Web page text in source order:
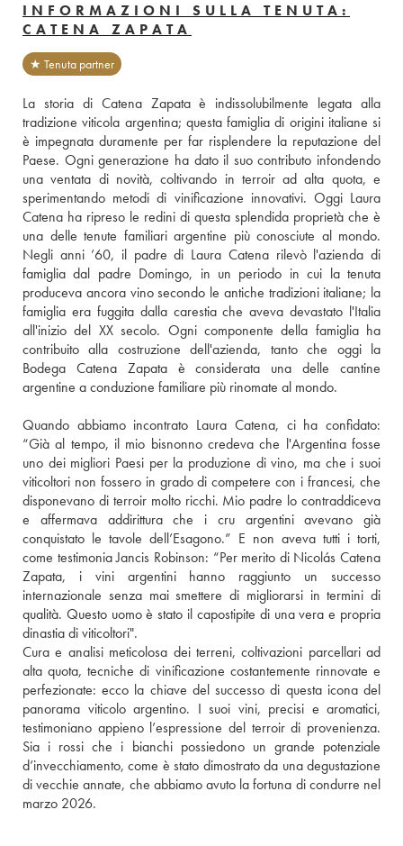
INFORMAZIONI SULLA TENUTA:
CATENA ZAPATA
★ Tenuta partner
La storia di Catena Zapata è indissolubilmente legata alla
tradizione viticola argentina; questa famiglia di origini italiane si
è impegnata duramente per far risplendere la reputazione del
Paese. Ogni generazione ha dato il suo contributo infondendo
una ventata di novità, coltivando in terroir ad alta quota, e
sperimentando metodi di vinificazione innovativi. Oggi Laura
Catena ha ripreso le redini di questa splendida proprietà che è
una delle tenute familiari argentine più conosciute al mondo.
Negli anni ’60, il padre di Laura Catena rilevò l'azienda di
famiglia dal padre Domingo, in un periodo in cui la tenuta
produceva ancora vino secondo le antiche tradizioni italiane; la
famiglia era fuggita dalla carestia che aveva devastato l'Italia
all'inizio del XX secolo. Ogni componente della famiglia ha
contribuito alla costruzione dell'azienda, tanto che oggi la
Bodega Catena Zapata è considerata una delle cantine
argentine a conduzione familiare più rinomate al mondo.
Quando abbiamo incontrato Laura Catena, ci ha confidato:
“Già al tempo, il mio bisnonno credeva che l'Argentina fosse
uno dei migliori Paesi per la produzione di vino, ma che i suoi
viticoltori non fossero in grado di competere con i francesi, che
disponevano di terroir molto ricchi. Mio padre lo contraddiceva
e affermava addirittura che i cru argentini avevano già
conquistato le tavole dell’Esagono.” E non aveva tutti i torti,
come testimonia Jancis Robinson: “Per merito di Nicolás Catena
Zapata, i vini argentini hanno raggiunto un successo
internazionale senza mai smettere di migliorarsi in termini di
qualità. Questo uomo è stato il capostipite di una vera e propria
dinastia di viticoltori".
Cura e analisi meticolosa dei terreni, coltivazioni parcellari ad
alta quota, tecniche di vinificazione costantemente rinnovate e
perfezionate: ecco la chiave del successo di questa icona del
panorama viticolo argentino. I suoi vini, precisi e aromatici,
testimoniano appieno l’espressione del terroir di provenienza.
Sia i rossi che i bianchi possiedono un grande potenziale
d’invecchiamento, come è stato dimostrato da una degustazione
di vecchie annate, che abbiamo avuto la fortuna di condurre nel
marzo 2026.